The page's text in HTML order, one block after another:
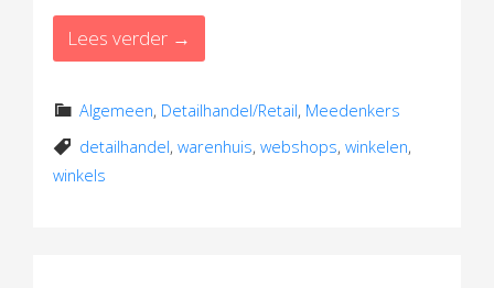
Lees verder →
Algemeen, Detailhandel/Retail, Meedenkers
detailhandel,warenhuis,webshops,winkelen,
winkels